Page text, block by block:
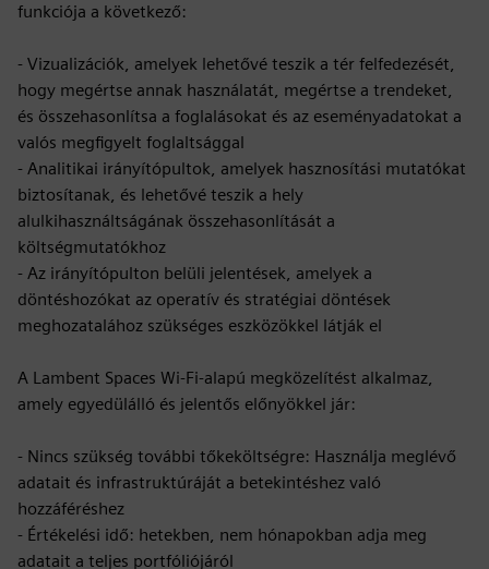
funkciója a következő:
- Vizualizációk, amelyek lehetővé teszik a tér felfedezését,
hogy megértse annak használatát, megértse a trendeket,
és összehasonlítsa a foglalásokat és az eseményadatokat a
valós megfigyelt foglaltsággal
- Analitikai irányítópultok, amelyek hasznosítási mutatókat
biztosítanak, és lehetővé teszik a hely
alulkihasználtságának összehasonlítását a
költségmutatókhoz
- Az irányítópulton belüli jelentések, amelyek a
döntéshozókat az operatív és stratégiai döntések
meghozatalához szükséges eszközökkel látják el
A Lambent Spaces Wi-Fi-alapú megközelítést alkalmaz,
amely egyedülálló és jelentős előnyökkel jár:
- Nincs szükség további tőkeköltségre: Használja meglévő
adatait és infrastruktúráját a betekintéshez való
hozzáféréshez
- Értékelési idő: hetekben, nem hónapokban adja meg
adatait a teljes portfóliójáról